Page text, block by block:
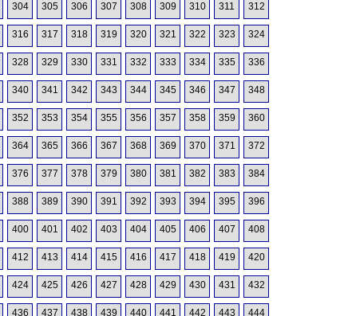
304 305 306 307 308 309 310 311 312
316 317 318 319 320 321 322 323 324
328 329 330 331 332 333 334 335 336
340 341 342 343 344 345 346 347 348
352 353 354 355 356 357 358 359 360
364 365 366 367 368 369 370 371 372
376 377 378 379 380 381 382 383 384
388 389 390 391 392 393 394 395 396
400 401 402 403 404 405 406 407 408
412 413 414 415 416 417 418 419 420
424 425 426 427 428 429 430 431 432
436 437 438 439 440 441 442 443 444